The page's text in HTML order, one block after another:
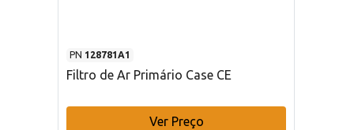
PN 128781A1
Filtro de Ar Primário Case CE
Ver Preço